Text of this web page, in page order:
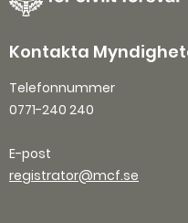
Kontakta
Telefonnummer
0771-240 240
E-post
registrator@mcf.se